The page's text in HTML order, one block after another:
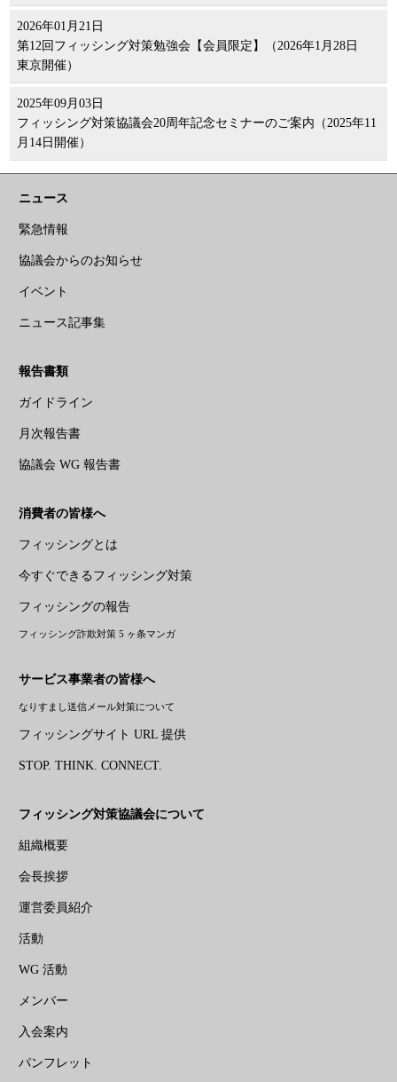
2026年01月21日
第12回フィッシング対策勉強会【会員限定】（2026年1月28日
東京開催）
2025年09月03日
フィッシング対策協議会20周年記念セミナーのご案内（2025年11
月14日開催）
ニュース
緊急情報
協議会からのお知らせ
イベント
ニュース記事集
報告書類
ガイドライン
月次報告書
協議会 WG 報告書
消費者の皆様へ
フィッシングとは
今すぐできるフィッシング対策
フィッシングの報告
フィッシング詐欺対策 5 ヶ条マンガ
サービス事業者の皆様へ
なりすまし送信メール対策について
フィッシングサイト URL 提供
STOP. THINK. CONNECT.
フィッシング対策協議会について
組織概要
会長挨拶
運営委員紹介
活動
WG 活動
メンバー
入会案内
パンフレット